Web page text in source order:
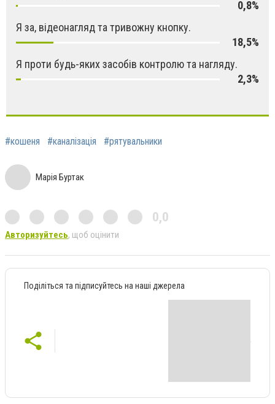
0,8%
Я за, відеонагляд та тривожну кнопку.
18,5%
Я проти будь-яких засобів контролю та нагляду.
2,3%
#кошеня #каналізація #рятувальники
Марія Буртак
0,0
Авторизуйтесь, щоб оцінити
Поділіться та підписуйтесь на наші джерела